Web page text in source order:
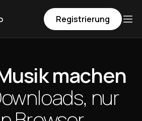
Registrierung
machen
nur